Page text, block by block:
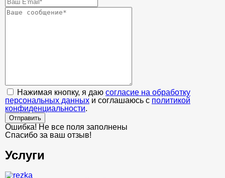
Нажимая кнопку, я даю согласие на обработку
персональных данных и соглашаюсь с политикой
конфиденциальности.
Отправить
Ошибка! Не все поля заполнены
Спасибо за ваш отзыв!
Услуги